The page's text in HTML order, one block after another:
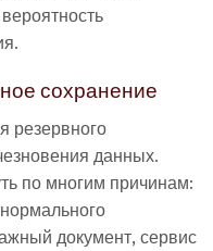
сохранение
резервного
данных.
по многим причинам:
документ, сервис